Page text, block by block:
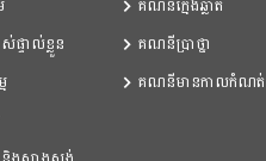
ផ្ទាល់ខ្លួន
គណនីក្មេងឆ្លាត
គណនីប្រាថ្នា
គណនីមានកាលកំណត់